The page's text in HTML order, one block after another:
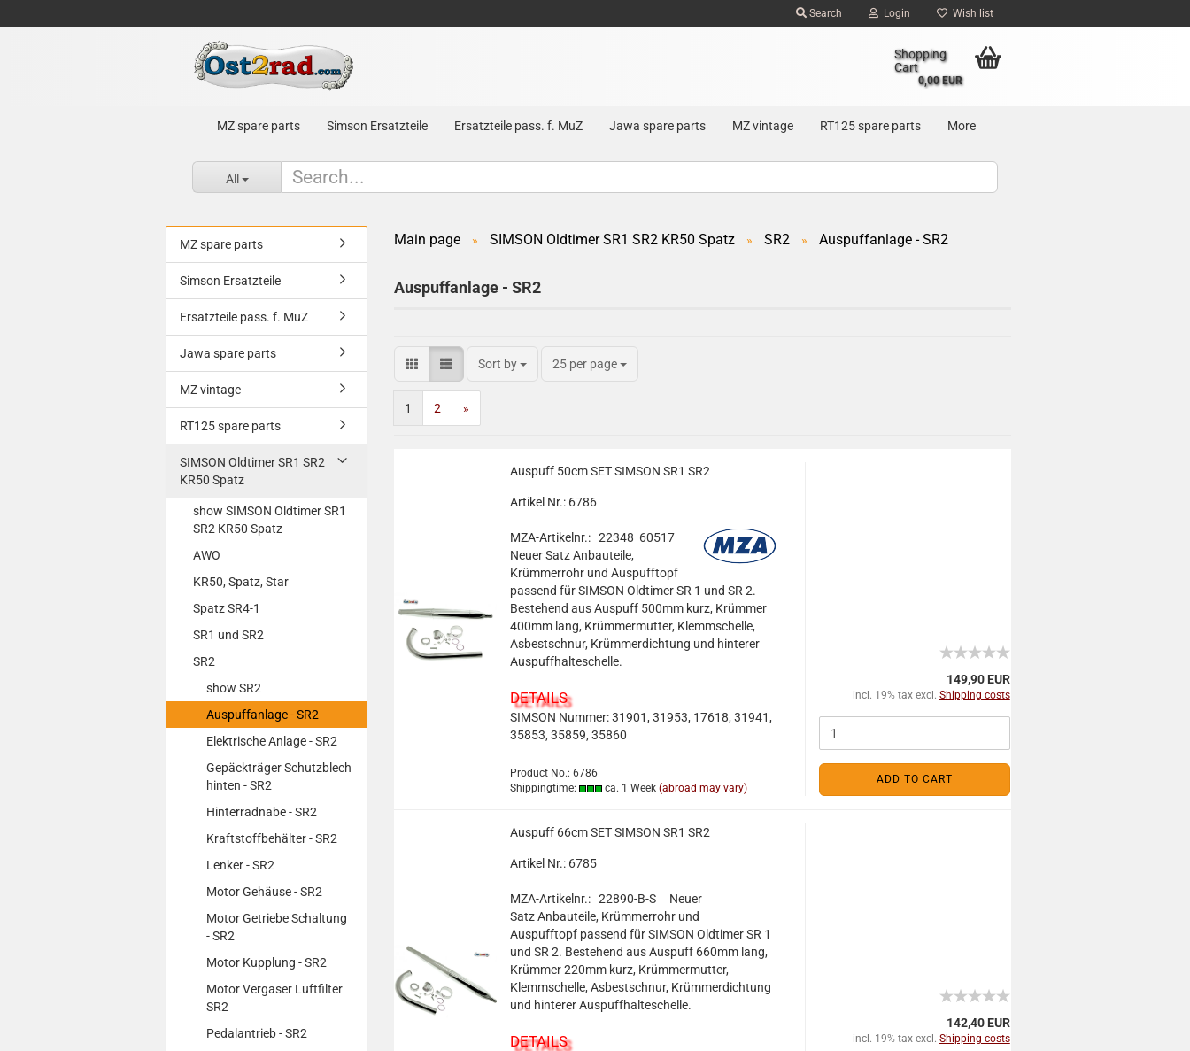
Search Login Wish list
Shopping
Cart
0,00 EUR
MZ spare parts Simson Ersatzteile Ersatzteile pass. f. MuZ Jawa spare parts MZ vintage RT125 spare parts More
All
Main page » SIMSON Oldtimer SR1 SR2 KR50 Spatz » SR2 » Auspuffanlage - SR2
Auspuffanlage - SR2
Sort by 25 per page
1 2 »
Auspuff 50cm SET SIMSON SR1 SR2
Artikel Nr.: 6786
MZA-Artikelnr.: 22348 60517
Neuer Satz Anbauteile,
Krümmerrohr und Auspufftopf
passend für SIMSON Oldtimer SR 1 und SR 2.
Bestehend aus Auspuff 500mm kurz, Krümmer
400mm lang, Krümmermutter, Klemmschelle,
Asbestschnur, Krümmerdichtung und hinterer
Auspuffhalteschelle.
DETAILS
SIMSON Nummer: 31901, 31953, 17618, 31941,
35853, 35859, 35860
Product No.: 6786
Shippingtime:
ca. 1 Week (abroad may vary)
149,90 EUR
incl. 19% tax excl. Shipping costs
ADD TO CART
Auspuff 66cm SET SIMSON SR1 SR2
Artikel Nr.: 6785
MZA-Artikelnr.: 22890-B-S
Neuer
Satz Anbauteile, Krümmerrohr und
Auspufftopf passend für SIMSON Oldtimer SR 1
und SR 2. Bestehend aus Auspuff 660mm lang,
Krümmer 220mm kurz, Krümmermutter,
Klemmschelle, Asbestschnur, Krümmerdichtung
und hinterer Auspuffhalteschelle.
DETAILS
142,40 EUR
incl. 19% tax excl. Shipping costs
MZ spare parts
Simson Ersatzteile
Ersatzteile pass. f. MuZ
Jawa spare parts
MZ vintage
RT125 spare parts
SIMSON Oldtimer SR1 SR2
KR50 Spatz
show SIMSON Oldtimer SR1
SR2 KR50 Spatz
AWO
KR50, Spatz, Star
Spatz SR4-1
SR1 und SR2
SR2
show SR2
Auspuffanlage - SR2
Elektrische Anlage - SR2
Gepäckträger Schutzblech
hinten - SR2
Hinterradnabe - SR2
Kraftstoffbehälter - SR2
Lenker - SR2
Motor Gehäuse - SR2
Motor Getriebe Schaltung
- SR2
Motor Kupplung - SR2
Motor Vergaser Luftfilter
SR2
Pedalantrieb - SR2